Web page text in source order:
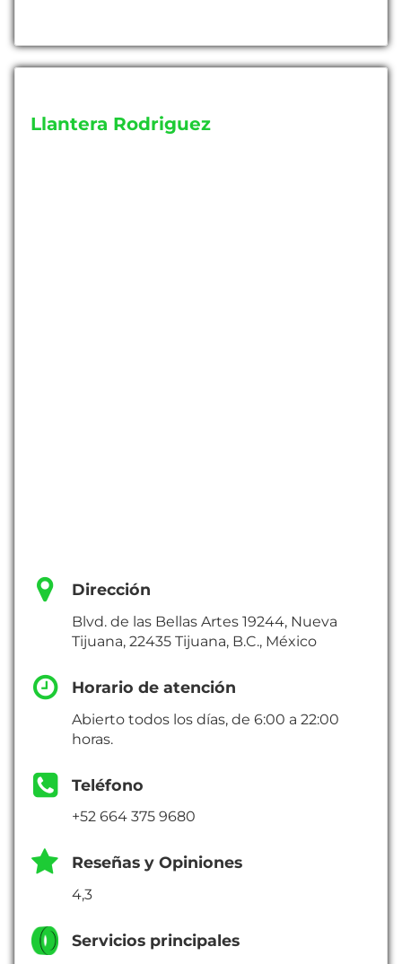
Llantera Rodriguez
Dirección
Blvd. de las Bellas Artes 19244, Nueva
Tijuana, 22435 Tijuana, B.C., México
Horario de atención
Abierto todos los días, de 6:00 a 22:00
horas.
Teléfono
+52 664 375 9680
Reseñas y Opiniones
4,3
Servicios principales